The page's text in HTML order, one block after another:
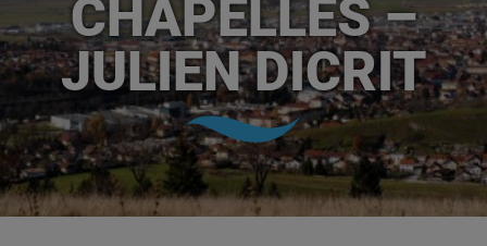
CHAPELLES –
JULIEN DICRIT